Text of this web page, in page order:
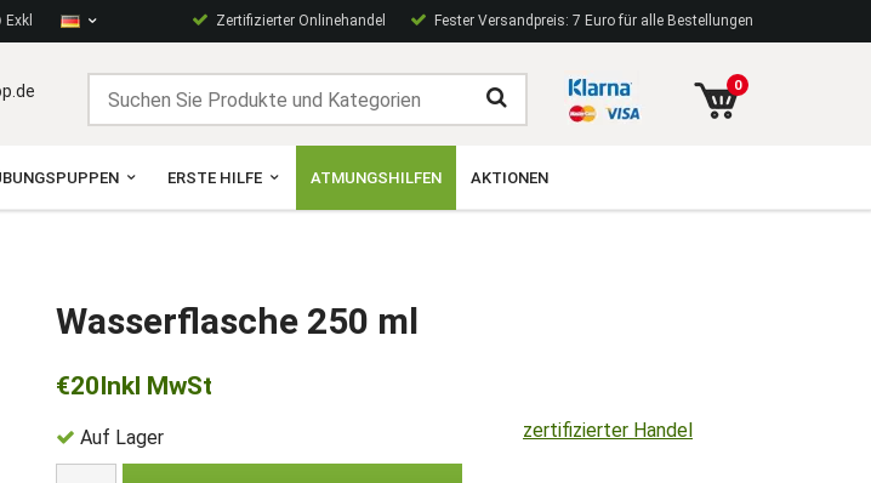
Zertifizierter Onlinehandel Fester Versandpreis: 7 Euro für alle Bestellungen
Exkl
0
ERSTE HILFE ATMUNGSHILFEN AKTIONEN
Wasserflasche 250 ml
zertifizierter Handel
€20Inkl MwSt
Auf Lager